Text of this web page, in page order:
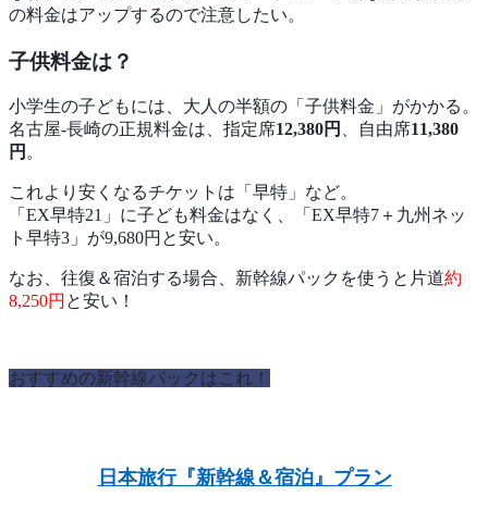
の料金はアップするので注意したい。
子供料金は？
小学生の子どもには、大人の半額の「子供料金」がかかる。
名古屋-長崎の正規料金は、指定席12,380円 、自由席11,380
円 。
これより安くなるチケットは「早特」など。
「EX早特21」に子ども料金はなく、「EX早特7＋九州ネッ
ト早特3」が9,680円と安い。
なお、往復＆宿泊する場合、新幹線パックを使うと片道約
8,250円 と安い！
おすすめの新幹線パックはこれ！
日本旅行『新幹線＆宿泊』プラン